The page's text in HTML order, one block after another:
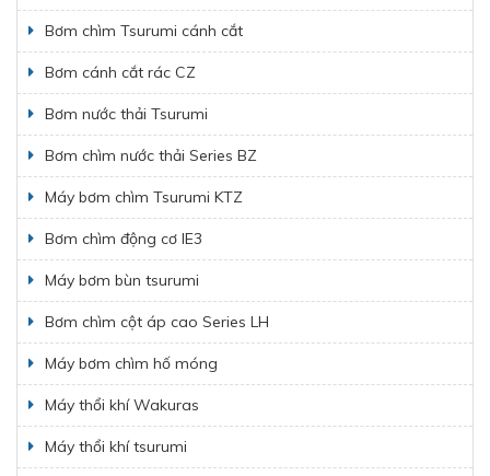
Bơm chìm Tsurumi cánh cắt
Bơm cánh cắt rác CZ
Bơm nước thải Tsurumi
Bơm chìm nước thải Series BZ
Máy bơm chìm Tsurumi KTZ
Bơm chìm động cơ IE3
Máy bơm bùn tsurumi
Bơm chìm cột áp cao Series LH
Máy bơm chìm hố móng
Máy thổi khí Wakuras
Máy thổi khí tsurumi